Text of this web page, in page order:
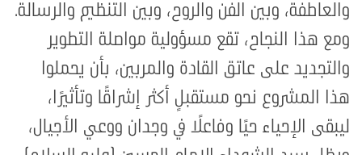
والعاطفة، وبين الفن والروح، وبين التنظيم والرسالة.
ومع هذا النجاح، تقع مسؤولية مواصلة التطوير
والتجديد على عاتق القادة والمربين، بأن يحملوا
هذا المشروع نحو مستقبلٍ أكثر إشراقًا وتأثيرًا،
ليبقى الإحياء حيًا وفاعلًا في وجدان ووعي الأجيال،